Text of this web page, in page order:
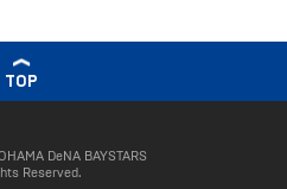
TOP
DeNA BAYSTARS
Reserved.